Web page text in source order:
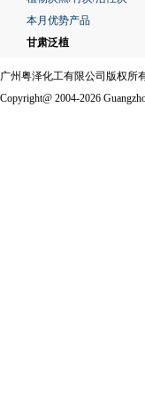
本月优势产品
甘肃泛植
广州粤泽化工有限公司版权所
Copyright@ 2004-2026